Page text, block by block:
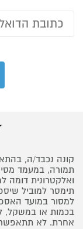
קונה נכבד/ה,
תמורה, במעמד
ואלקטרונית דומה
תימסר למוביל
למסור במועד
בכמות או במשקל,
אחרת. לא